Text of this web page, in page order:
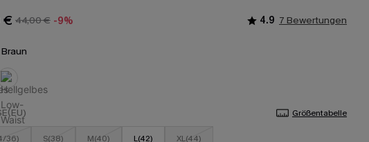
€ 44,00 € -9% 4.9 7 Bewertungen
Braun
Größentabelle
36) S(38) M(40) L(42) XL(44)